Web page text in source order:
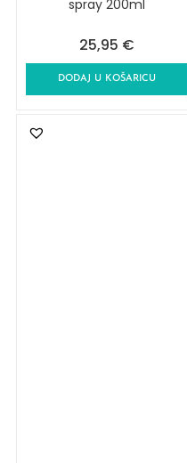
spray 200ml
25,95 €
DODAJ U KOŠARICU